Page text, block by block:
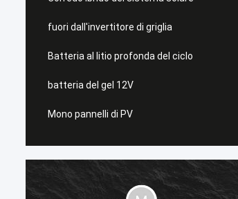
fuori dall'invertitore di griglia
Batteria al litio profonda del ciclo
batteria del gel 12V
Mono pannelli di PV